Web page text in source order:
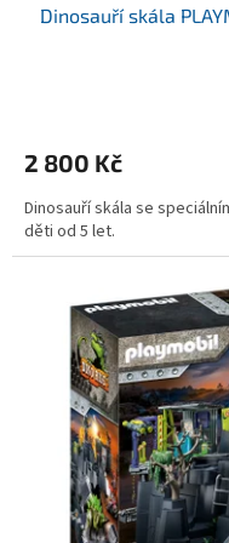
Dinosauří skála
2 800 Kč
Dinosauří skála se
děti od 5 let.